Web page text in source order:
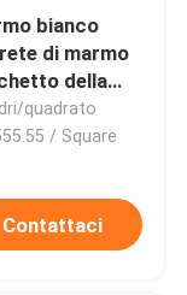
bianco
di marmo
della
delle
del panda
quadrato
/ Square
Contattaci